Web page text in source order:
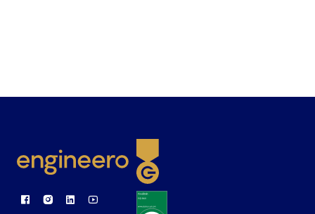
Link to Facebook
Link to Instagram
Link to Linkedin
Link to Youtube